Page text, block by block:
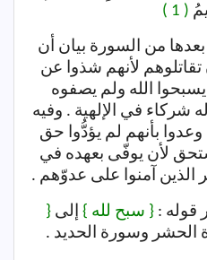
( 1 )
من السورة بيان أن
لأنهم شذوا عن
الله ولم يصفوه
شركاء في الإلهية . وفيه
بأنهم لم يؤدُّوا حق
لأن يوفّى بعهده في
الذين آمنوا على عدوّهم .
قوله : { سبح لله } إلى {
وسورة الحديد .